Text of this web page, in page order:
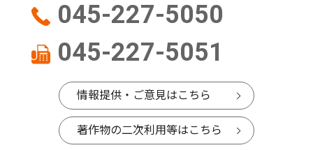
045-227-5050
045-227-5051
情報提供・ご意見はこちら
著作物の二次利用等はこちら